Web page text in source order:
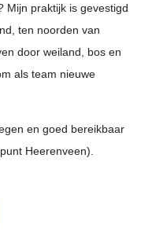
Mijn praktijk is gevestigd
ten noorden van
door weiland, bos en
als team nieuwe
en goed bereikbaar
Heerenveen).